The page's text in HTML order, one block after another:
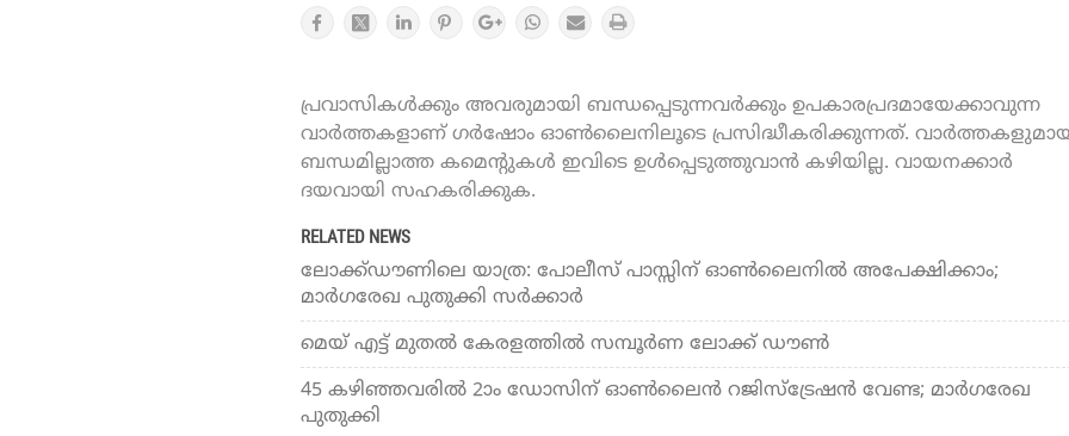
പ്രവാസികൾക്കും അവരുമായി ബന്ധപ്പെടുന്നവർക്കും ഉപകാരപ്രദമായേക്കാവുന്ന
വാർത്തകളാണ് ഗർഷോം ഓൺലൈനിലൂടെ പ്രസിദ്ധീകരിക്കുന്നത്.
ബന്ധമില്ലാത്ത കമെന്റുകൾ ഇവിടെ ഉൾപ്പെടുത്തുവാൻ കഴിയില്ല. വായനക്കാർ
ദയവായി സഹകരിക്കുക.
RELATED NEWS
ലോക്ക്ഡൗണിലെ യാത്ര: പോലീസ് പാസ്സിന് ഓണ്‍ലൈനില്‍ അപേക്ഷിക്കാം;
മാര്‍ഗരേഖ പുതുക്കി സര്‍ക്കാര്‍
മെയ് എട്ട് മുതല്‍ കേരളത്തില്‍ സമ്പൂര്‍ണ ലോക്ക് ഡൗണ്‍
45 കഴിഞ്ഞവരില്‍ 2ാം ഡോസിന് ഓണ്‍ലൈന്‍ റജിസ്‌ട്രേഷന്‍ വേണ്ട; മാര്‍ഗരേഖ
പുതുക്കി